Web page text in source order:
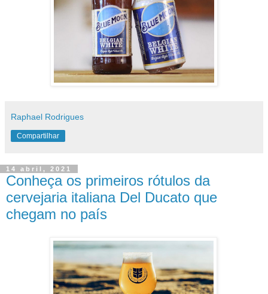
Raphael Rodrigues
Compartilhar
14 abril, 2021
Conheça os primeiros rótulos da
cervejaria italiana Del Ducato que
chegam no país